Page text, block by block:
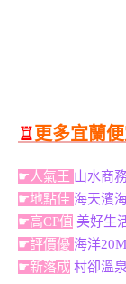
♖ 更多宜蘭
☛人氣王 山水商
☛地點佳 海天濱
☛高CP值 美好生
☛評價優 海洋20M
☛新落成 村卻溫